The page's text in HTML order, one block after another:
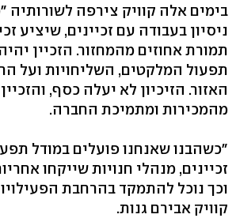
בימים אלה קוויק צירפה לשורותיה
ניסיון בעבודה עם זכיינים, שיציע
תמורת אחוזים מהמחזור. הזכיין
תפעול המלקטים, השליחויות ועל
האזור. הזיכיון לא יעלה כסף,
מהמכירות ומתמיכת החברה.
"כשהבנו שאנחנו פועלים במודל
זכיינים, מנהלי חנויות שייקחו
וכך נוכל להתמקד בהרחבת
קוויק אבירם גנות.